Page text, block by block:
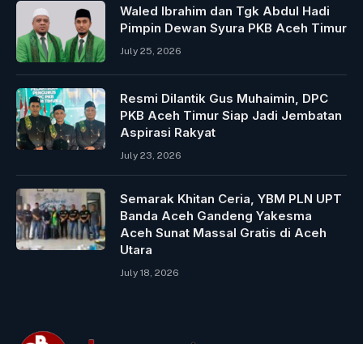
Waled Ibrahim dan Tgk Abdul Hadi
Pimpin Dewan Syura PKB Aceh Timur
July 25, 2026
Resmi Dilantik Gus Muhaimin, DPC
PKB Aceh Timur Siap Jadi Jembatan
Aspirasi Rakyat
July 23, 2026
Semarak Khitan Ceria, YBM PLN UPT
Banda Aceh Gandeng Yakesma
Aceh Sunat Massal Gratis di Aceh
Utara
July 18, 2026